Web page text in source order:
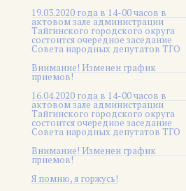
19.03.2020 года в 14-00 часов в
актовом зале администрации
Тайгинского городского округа
состоится очередное заседание
Совета народных депутатов ТГО
Внимание! Изменен график
приемов!
16.04.2020 года в 14-00 часов в
актовом зале администрации
Тайгинского городского округа
состоится очередное заседание
Совета народных депутатов ТГО
Внимание! Изменен график
приемов!
Я помню, я горжусь!